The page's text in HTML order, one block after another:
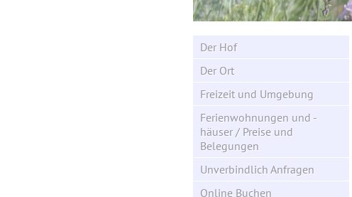
Der Hof
Der Ort
Freizeit und Umgebung
Ferienwohnungen und -
häuser / Preise und
Belegungen
Unverbindlich Anfragen
Online Buchen